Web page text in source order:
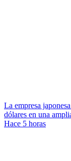
La empresa
dólares en una
Hace 5 horas